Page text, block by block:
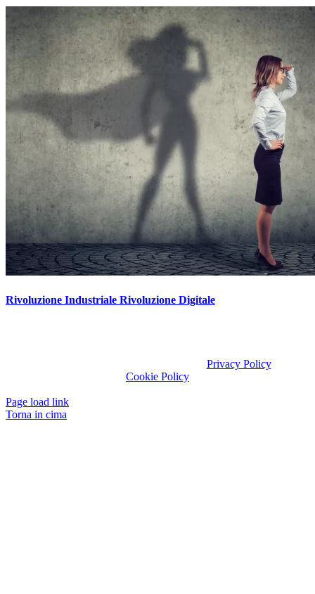
Rivoluzione Industriale Rivoluzione Digitale
Privacy Policy
Cookie Policy
Page load link
Torna in cima